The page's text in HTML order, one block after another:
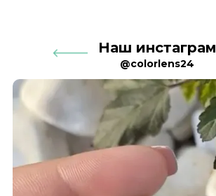
Наш инстаграм
@colorlens24